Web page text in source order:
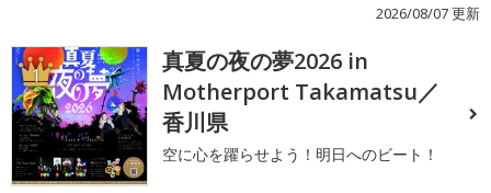
2026/08/07 更新
1
真夏の夜の夢2026 in
Motherport Takamatsu／
香川県
空に心を躍らせよう！明日へのビート！